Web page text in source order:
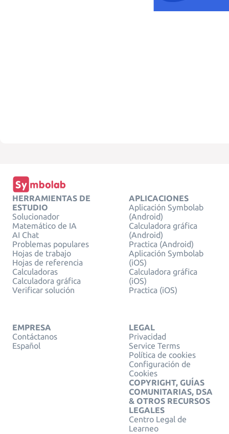
HERRAMIENTAS DE
ESTUDIO
Solucionador
Matemático de IA
AI Chat
Problemas populares
Hojas de trabajo
Hojas de referencia
Calculadoras
Calculadora gráfica
Verificar solución
APLICACIONES
Aplicación Symbolab
(Android)
Calculadora gráfica
(Android)
Practica (Android)
Aplicación Symbolab
(iOS)
Calculadora gráfica
(iOS)
Practica (iOS)
EMPRESA
Contáctanos
Español
LEGAL
Privacidad
Service Terms
Política de cookies
Configuración de
Cookies
COPYRIGHT, GUÍAS
COMUNITARIAS, DSA
& OTROS RECURSOS
LEGALES
Centro Legal de
Learneo